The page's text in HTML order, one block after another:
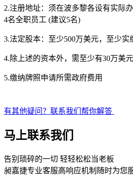
2.注册地址：须在波多黎各设有实际
4名全职员工 (建议5名)
3.法定股本：至少500万美元，至少实
4.除上述的资本外，需至少有30万美
5.缴纳牌照申请所需政府费用
有其他疑问？联系我们帮你解答
马上联系我们
告别琐碎的一切 轻轻松松当老板
昶嘉捷专业客服高响应机制随时为您